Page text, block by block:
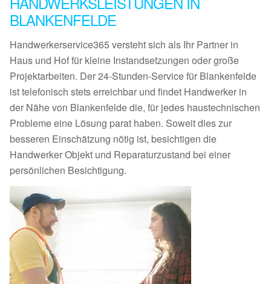
BLANKENFELDE
Handwerkerservice365 versteht sich als Ihr Partner in
Haus und Hof für kleine Instandsetzungen oder große
Projektarbeiten. Der 24-Stunden-Service für Blankenfelde
ist telefonisch stets erreichbar und findet Handwerker in
der Nähe von Blankenfelde die, für jedes haustechnischen
Probleme eine Lösung parat haben. Soweit dies zur
besseren Einschätzung nötig ist, besichtigen die
Handwerker Objekt und Reparaturzustand bei einer
persönlichen Besichtigung.